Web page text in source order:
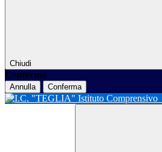
Chiudi
Conferma
Annulla Conferma
Istituto Comprensivo